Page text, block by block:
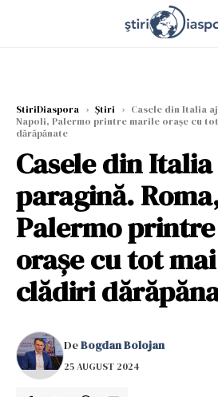
StiriDiaspora › Știri › Casele din Italia
Napoli, Palermo printre marile orașe cu
dărăpănate
Casele din
paragină.
Palermo
orașe cu tot
clădiri
DeBogdan Bolojan
25 AUGUST 2024